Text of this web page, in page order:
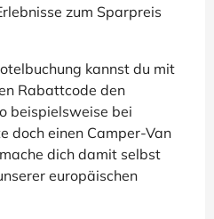
zum Sparpreis
kannst du mit
Rabattcode den
beispielsweise bei
doch einen Camper-Van
dich damit selbst
europäischen